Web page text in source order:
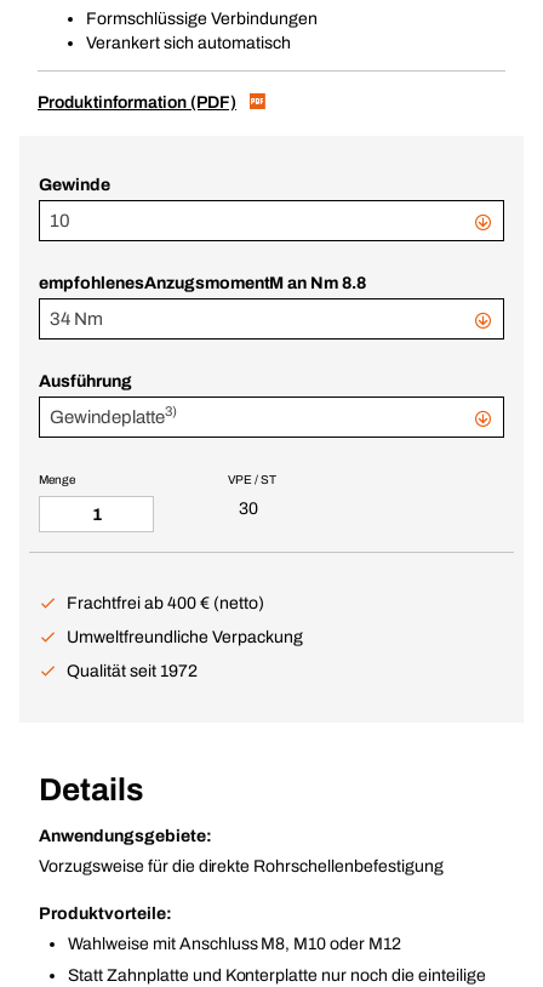
Formschlüssige Verbindungen
Verankert sich automatisch
Produktinformation (PDF)
Gewinde
10
empfohlenesAnzugsmomentM an Nm 8.8
34 Nm
Ausführung
Gewindeplatte3)
VPE / ST
30
Menge
Frachtfrei ab 400 € (netto)
Umweltfreundliche Verpackung
Qualität seit 1972
Details
Anwendungsgebiete:
Vorzugsweise für die direkte Rohrschellenbefestigung
Produktvorteile:
Wahlweise mit Anschluss M8, M10 oder M12
Statt Zahnplatte und Konterplatte nur noch die einteilige